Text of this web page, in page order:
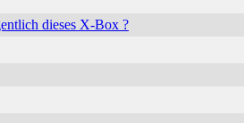
dieses X-Box ?